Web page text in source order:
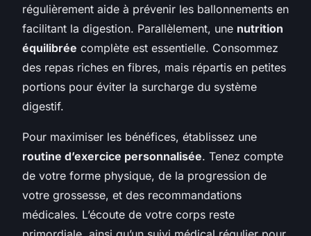
régulièrement aide à prévenir les ballonnements en
facilitant la digestion. Parallèlement, une nutrition
équilibrée complète est essentielle. Consommez
des repas riches en fibres, mais répartis en petites
portions pour éviter la surcharge du système
digestif.
Pour maximiser les bénéfices, établissez une
routine d’exercice personnalisée. Tenez compte
de votre forme physique, de la progression de
votre grossesse, et des recommandations
médicales. L’écoute de votre corps reste